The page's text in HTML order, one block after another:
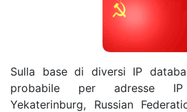
Sulla base di diversi IP
probabile per adresse IP
Yekaterinburg, Russian